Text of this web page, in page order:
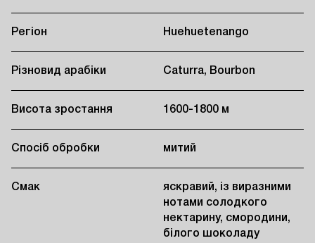
Регіон Huehuetenango
Різновид арабіки Caturra, Bourbon
Висота зростання 1600-1800 м
Спосіб обробки митий
Смак
яскравий, із виразними
нотами солодкого
нектарину, смородини,
білого шоколаду